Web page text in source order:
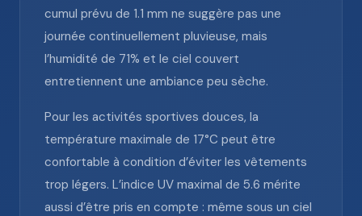
cumul prévu de 1.1 mm ne suggère pas une
journée continuellement pluvieuse, mais
l’humidité de 71% et le ciel couvert
entretiennent une ambiance peu sèche.
Pour les activités sportives douces, la
température maximale de 17°C peut être
confortable à condition d’éviter les vêtements
trop légers. L’indice UV maximal de 5.6 mérite
aussi d’être pris en compte : même sous un ciel